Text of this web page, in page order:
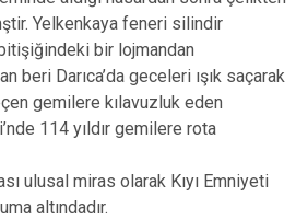
Kartepe
Yelkenkaya feneri silindir
bir lojmandan
beri Darıca’da geceleri ışık saçarak
gemilere kılavuzluk eden
114 yıldır gemilere rota
ulusal miras olarak Kıyı Emniyeti
altındadır.